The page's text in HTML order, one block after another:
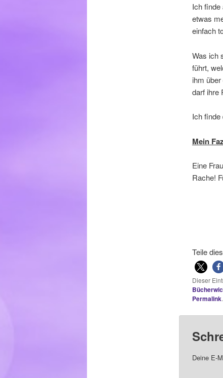
Ich finde
etwas
einfach
Was ich
führt,
ihm
darf ihre
Ich finde
Mein
Eine
Rache!
Teile
Dieser
Permalink.
Deine E-